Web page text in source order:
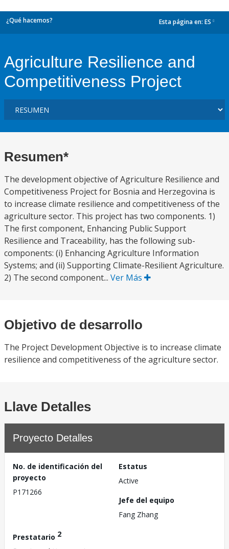
¿Qué hacemos? Esta página en: ES
Agriculture Resilience and
Competitiveness Project
Resumen*
The development objective of Agriculture Resilience and
Competitiveness Project for Bosnia and Herzegovina is
to increase climate resilience and competitiveness of the
agriculture sector. This project has two components. 1)
The first component, Enhancing Public Support
Resilience and Traceability, has the following sub-
components: (i) Enhancing Agriculture Information
Systems; and (ii) Supporting Climate-Resilient Agriculture.
2) The second component... Ver Más
Objetivo de desarrollo
The Project Development Objective is to increase climate
resilience and competitiveness of the agriculture sector.
Llave Detalles
Proyecto Detalles
No. de identificación del
proyecto
P171266
Estatus
Active
Jefe del equipo
Fang Zhang
Prestatario 2